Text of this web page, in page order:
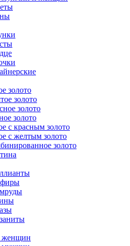
золото
золото
золото
золото
с красным золото
с желтым золото
золото
женщин